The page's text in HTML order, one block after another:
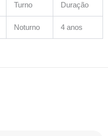
Turno Duração
Noturno 4 anos